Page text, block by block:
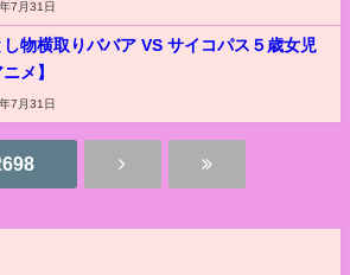
7月31日
し物横取りババア VS サイコパス５歳女児
ニメ】
7月31日